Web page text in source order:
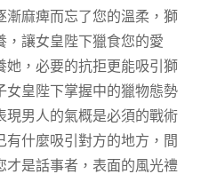
漸麻痺而忘了您的溫柔，獅
，讓女皇陛下獵食您的愛
她，必要的抗拒更能吸引獅
女皇陛下掌握中的獵物態勢
現男人的氣概是必須的戰術
什麼吸引對方的地方，間
才是話事者，表面的風光禮